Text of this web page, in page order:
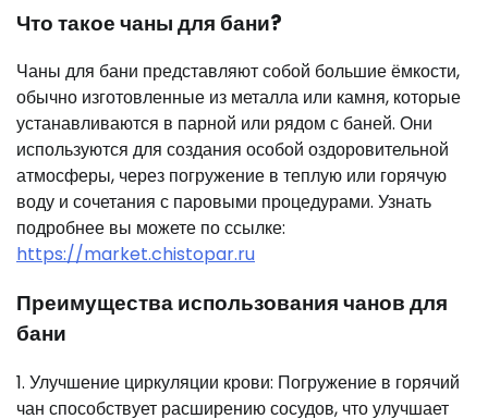
Что такое чаны для бани?
Чаны для бани представляют собой большие ёмкости,
обычно изготовленные из металла или камня, которые
устанавливаются в парной или рядом с баней. Они
используются для создания особой оздоровительной
атмосферы, через погружение в теплую или горячую
воду и сочетания с паровыми процедурами. Узнать
подробнее вы можете по ссылке:
https://market.chistopar.ru
Преимущества использования чанов для
бани
1. Улучшение циркуляции крови: Погружение в горячий
чан способствует расширению сосудов, что улучшает